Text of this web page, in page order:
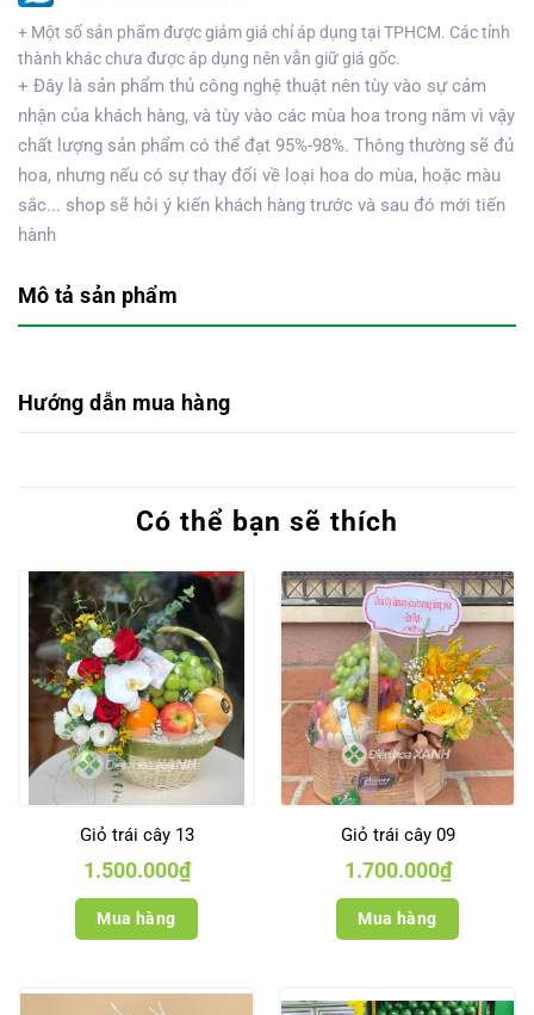
+ Một số sản phẩm được giảm giá chỉ áp dụng tại TPHCM. Các tỉnh
thành khác chưa được áp dụng nên vẫn giữ giá gốc.
+ Đây là sản phẩm thủ công nghệ thuật nên tùy vào sự cảm
nhận của khách hàng, và tùy vào các mùa hoa trong năm vì vậy
chất lượng sản phẩm có thể đạt 95%-98%. Thông thường sẽ đủ
hoa, nhưng nếu có sự thay đổi về loại hoa do mùa, hoặc màu
sắc... shop sẽ hỏi ý kiến khách hàng trước và sau đó mới tiến
hành
Mô tả sản phẩm
Hướng dẫn mua hàng
Có thể bạn sẽ thích
Giỏ trái cây 13
1.500.000₫
Mua hàng
Giỏ trái cây 09
1.700.000₫
Mua hàng